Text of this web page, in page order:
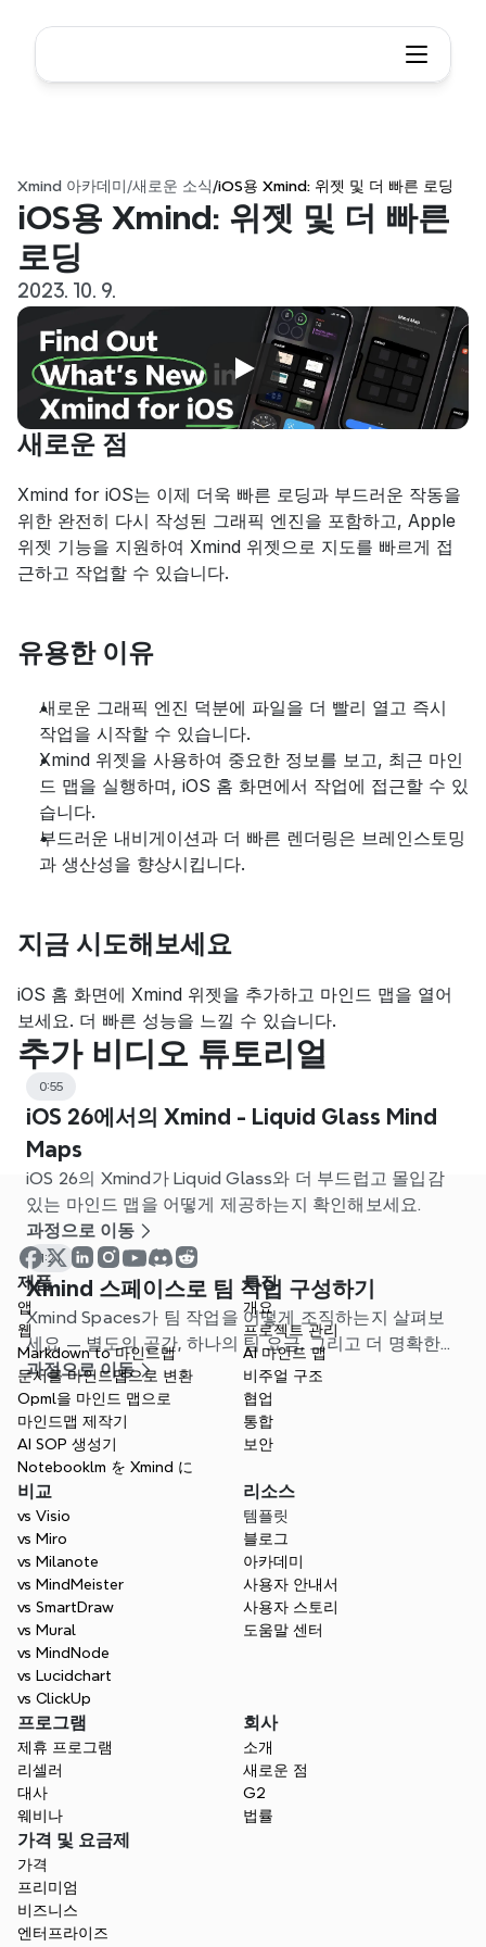
Xmind 아카데미 /새로운 소식 /iOS용 Xmind: 위젯 및 더 빠른 로딩
iOS용 Xmind: 위젯 및 더 빠른
로딩
2023. 10. 9.
새로운 점
Xmind for iOS는 이제 더욱 빠른 로딩과 부드러운 작동을
위한 완전히 다시 작성된 그래픽 엔진을 포함하고, Apple
위젯 기능을 지원하여 Xmind 위젯으로 지도를 빠르게 접
근하고 작업할 수 있습니다.
유용한 이유
새로운 그래픽 엔진 덕분에 파일을 더 빨리 열고 즉시
작업을 시작할 수 있습니다.
Xmind 위젯을 사용하여 중요한 정보를 보고, 최근 마인
드 맵을 실행하며, iOS 홈 화면에서 작업에 접근할 수 있
습니다.
부드러운 내비게이션과 더 빠른 렌더링은 브레인스토밍
과 생산성을 향상시킵니다.
지금 시도해보세요
iOS 홈 화면에 Xmind 위젯을 추가하고 마인드 맵을 열어
보세요. 더 빠른 성능을 느낄 수 있습니다.
추가 비디오 튜토리얼
0:55
iOS 26에서의 Xmind - Liquid Glass Mind
Maps
iOS 26의 Xmind가 Liquid Glass와 더 부드럽고 몰입감
있는 마인드 맵을 어떻게 제공하는지 확인해보세요.
과정으로 이동
1:21
Xmind 스페이스로 팀 작업 구성하기
Xmind Spaces가 팀 작업을 어떻게 조직하는지 살펴보
세요 — 별도의 공간, 하나의 팀 요금, 그리고 더 명확한
프로젝트 관리.
과정으로 이동
제품
앱
웹
Markdown to 마인드맵
문서를 마인드맵으로 변환
Opml을 마인드 맵으로
마인드맵 제작기
AI SOP 생성기
Notebooklm を Xmind に
특징
개요
프로젝트 관리
AI 마인드 맵
비주얼 구조
협업
통합
보안
비교
vs Visio
vs Miro
vs Milanote
vs MindMeister
vs SmartDraw
vs Mural
vs MindNode
vs Lucidchart
vs ClickUp
리소스
템플릿
블로그
아카데미
사용자 안내서
사용자 스토리
도움말 센터
프로그램
제휴 프로그램
리셀러
대사
웨비나
회사
소개
새로운 점
G2
법률
가격 및 요금제
가격
프리미엄
비즈니스
엔터프라이즈